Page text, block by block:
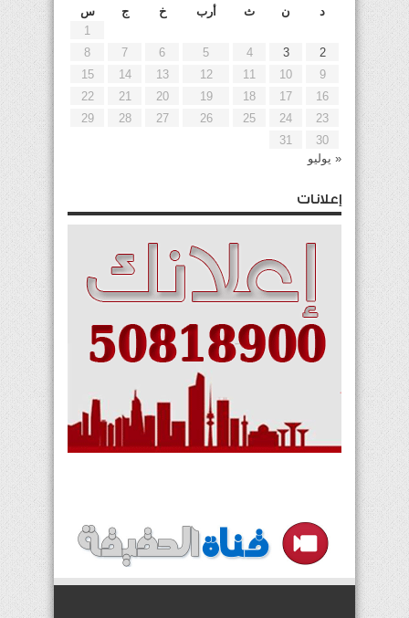
د
ن ث أرب خ ج
س
1
2
3
4
5
6
7
8
9
10
11
12
13
14
15
16
17
18
19
20
21
22
23
24
25
26
27
28
29
30
31
« يوليو
إعلانات